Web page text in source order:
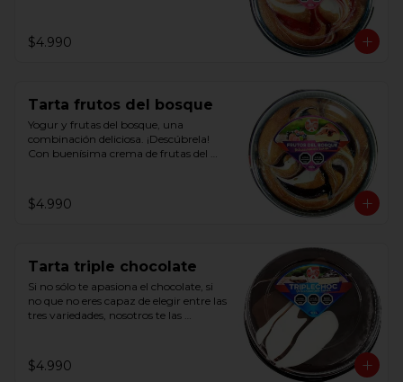
$4.990
Tarta frutos del bosque
Yogur y frutas del bosque, una
combinación deliciosa. ¡Descúbrela!
Con buenísima crema de frutas del
$4.990
Tarta triple chocolate
Si no sólo te apasiona el chocolate, si
no que no eres capaz de elegir entre las
tres variedades, nosotros te las
crema de cacao negro, de cacao con
leche y blanca.
$4.990